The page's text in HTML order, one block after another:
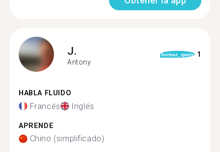
J.
Antony
format_quote 1
HABLA FLUIDO
Francés Inglés
APRENDE
Chino (simplificado)